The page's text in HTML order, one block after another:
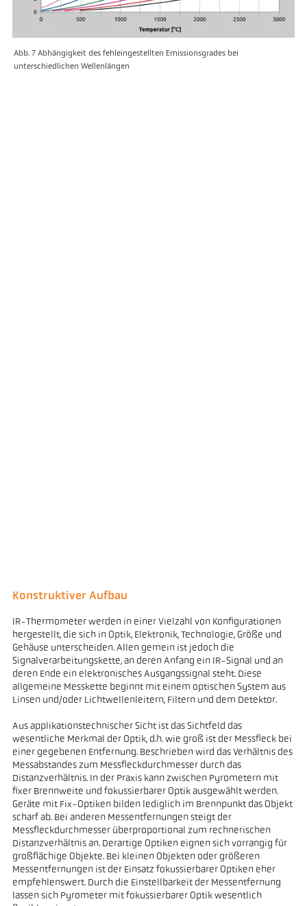
Abb. 7 Abhängigkeit des fehleingestellten Emissionsgrades bei
unterschiedlichen Wellenlängen
Konstruktiver Aufbau
IR-Thermometer werden in einer Vielzahl von Konfigurationen
hergestellt, die sich in Optik, Elektronik, Technologie, Größe und
Gehäuse unterscheiden. Allen gemein ist jedoch die
Signalverarbeitungskette, an deren Anfang ein IR-Signal und an
deren Ende ein elektronisches Ausgangssignal steht. Diese
allgemeine Messkette beginnt mit einem optischen System aus
Linsen und/oder Lichtwellenleitern, Filtern und dem Detektor.
Aus applikationstechnischer Sicht ist das Sichtfeld das
wesentliche Merkmal der Optik, d.h. wie groß ist der Messfleck bei
einer gegebenen Entfernung. Beschrieben wird das Verhältnis des
Messabstandes zum Messfleckdurchmesser durch das
Distanzverhältnis. In der Praxis kann zwischen Pyrometern mit
fixer Brennweite und fokussierbarer Optik ausgewählt werden.
Geräte mit Fix-Optiken bilden lediglich im Brennpunkt das Objekt
scharf ab. Bei anderen Messentfernungen steigt der
Messfleckdurchmesser überproportional zum rechnerischen
Distanzverhältnis an. Derartige Optiken eignen sich vorrangig für
großflächige Objekte. Bei kleinen Objekten oder größeren
Messentfernungen ist der Einsatz fokussierbarer Optiken eher
empfehlenswert. Durch die Einstellbarkeit der Messentfernung
lassen sich Pyrometer mit fokussierbarer Optik wesentlich